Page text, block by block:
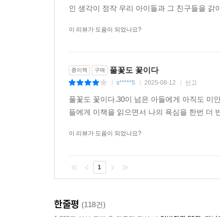
인 생각이 정작 우리 아이들과 그 친구들을
이 리뷰가 도움이 되었나요?
종이책 구매 풀꽃도 꽃이다
s*****5 2025-08-12 신고
풀꽃도 꽃이다.30이 넘은 아들에게 아직도 미
들에게 이책을 읽으면서 나의 욕심을 한번 더
이 리뷰가 도움이 되었나요?
1
한줄평 (118건)